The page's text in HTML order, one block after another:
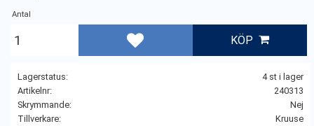
Antal
KÖP
Lägg till i favoriter
Lagerstatus
4 st i lager
Artikelnr
240313
Skrymmande
Nej
Tillverkare
Kruuse